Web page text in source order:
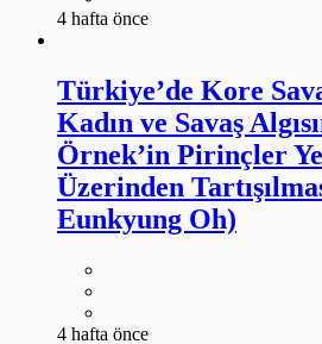
4 hafta önce
Türkiye’de Kore
Kadın ve Savaş
Örnek’in Pirinçler
Üzerinden
Eunkyung Oh)
4 hafta önce